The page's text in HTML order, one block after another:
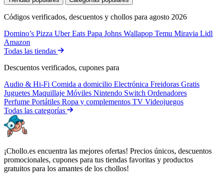
Códigos verificados, descuentos y chollos para agosto 2026
Domino’s Pizza Uber Eats Papa Johns Wallapop Temu Miravia Lidl
Amazon
Todas las tiendas
Descuentos verificados, cupones para
Audio & Hi-Fi Comida a domicilio Electrónica Freidoras Gratis
Juguetes Maquillaje Móviles Nintendo Switch Ordenadores
Perfume Portátiles Ropa y complementos TV Videojuegos
Todas las categorías
¡Chollo.es encuentra las mejores ofertas! Precios únicos, descuentos
promocionales, cupones para tus tiendas favoritas y productos
gratuitos para los amantes de los chollos!